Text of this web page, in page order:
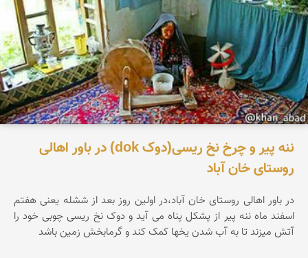
ننه پیر و چرخ نخ ریسی(دوک dok) در باور اهالی
روستای خان آباد
در باور اهالی روستای خان آباد،در اولین روز بعد از ششله یعنی هفتم
اسفند ماه ننه پیر از پشکل پناه می آید و دوک نخ ریسی چوبی خود را
آتش میزند تا به آب شدن یخها کمک کند و گرمابخش زمین باشد